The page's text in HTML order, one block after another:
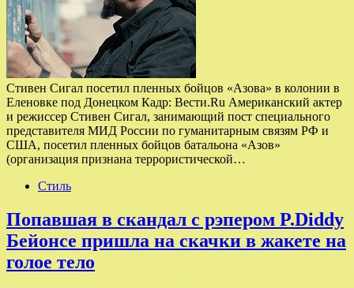
Стивен Сигал посетил пленных бойцов «Азова» в колонии в
Еленовке под Донецком Кадр: Вести.Ru Американский актер
и режиссер Стивен Сигал, занимающий пост специального
представителя МИД России по гуманитарным связям РФ и
США, посетил пленных бойцов батальона «Азов»
(организация признана террористической…
Стиль
Попавшая в скандал с рэпером P.Diddy
Бейонсе пришла на скачки в жакете на
голое тело